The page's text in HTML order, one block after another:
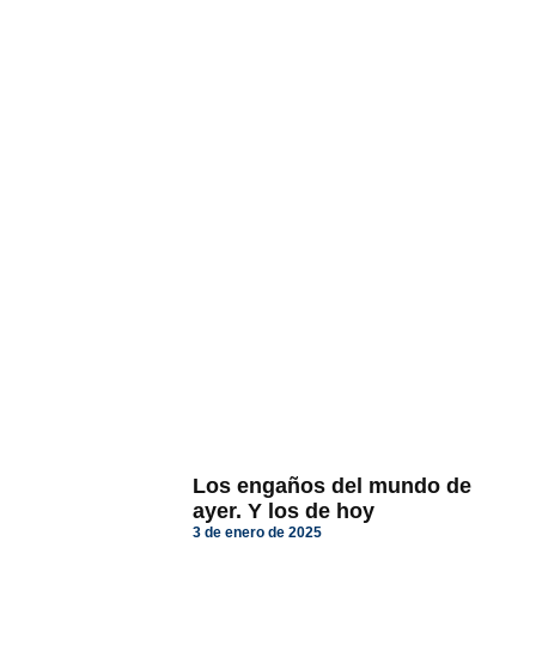
Los engaños del mundo de
ayer. Y los de hoy
3 de enero de 2025